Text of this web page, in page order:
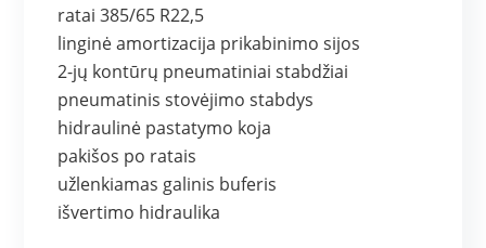
ratai 385/65 R22,5
linginė amortizacija prikabinimo sijos
2-jų kontūrų pneumatiniai stabdžiai
pneumatinis stovėjimo stabdys
hidraulinė pastatymo koja
pakišos po ratais
užlenkiamas galinis buferis
išvertimo hidraulika